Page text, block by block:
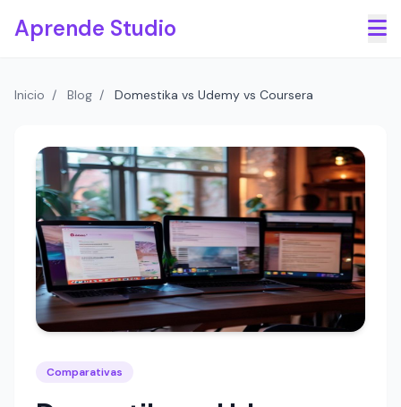
Aprende Studio
Inicio / Blog / Domestika vs Udemy vs Coursera
Comparativas